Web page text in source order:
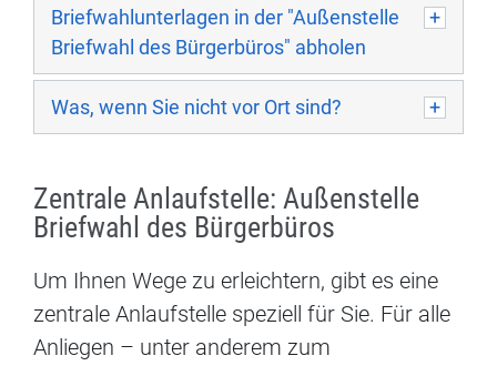
Briefwahlunterlagen in der "Außenstelle
Briefwahl des Bürgerbüros" abholen
Was, wenn Sie nicht vor Ort sind?
Zentrale Anlaufstelle: Außenstelle
Briefwahl des Bürgerbüros
Um Ihnen Wege zu erleichtern, gibt es eine
zentrale Anlaufstelle speziell für Sie. Für alle
Anliegen – unter anderem zum